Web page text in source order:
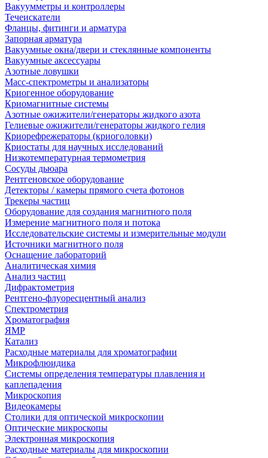
Вакуумметры и контроллеры
Течеискатели
Фланцы, фитинги и арматура
Запорная арматура
Вакуумные окна/двери и стеклянные компоненты
Вакуумные аксессуары
Азотные ловушки
Масс-спектрометры и анализаторы
Криогенное оборудование
Криомагнитные системы
Азотные ожижители/генераторы жидкого азота
Гелиевые ожижители/генераторы жидкого гелия
Криорефрежераторы (криоголовки)
Криостаты для научных исследований
Низкотемпературная термометрия
Сосуды дьюара
Рентгеновское оборудование
Детекторы / камеры прямого счета фотонов
Трекеры частиц
Оборудование для создания магнитного поля
Измерение магнитного поля и потока
Исследовательские системы и измерительные модули
Источники магнитного поля
Оснащение лабораторий
Аналитическая химия
Анализ частиц
Дифрактометрия
Рентгено-флуоресцентный анализ
Спектрометрия
Хроматография
ЯМР
Катализ
Расходные материалы для хроматографии
Микрофлюидика
Системы определения температуры плавления и
каплепадения
Микроскопия
Видеокамеры
Столики для оптической микроскопии
Оптические микроскопы
Электронная микроскопия
Расходные материалы для микроскопии